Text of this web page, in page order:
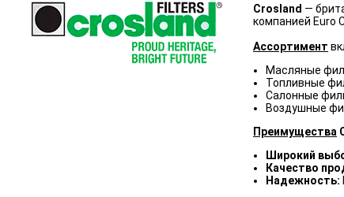
Crosland —
компанией Euro
Ассортимент
Масляные
Топливные
Салонные
Воздушные
Преимущества
Широкий
Качество
Надежность: